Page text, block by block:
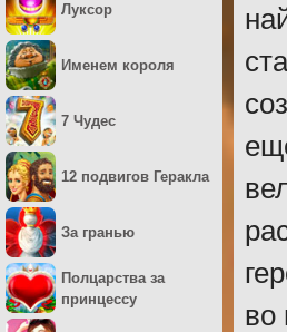
во
Луксор
Именем короля
7 Чудес
12 подвигов Геракла
За гранью
Полцарства за
принцессу